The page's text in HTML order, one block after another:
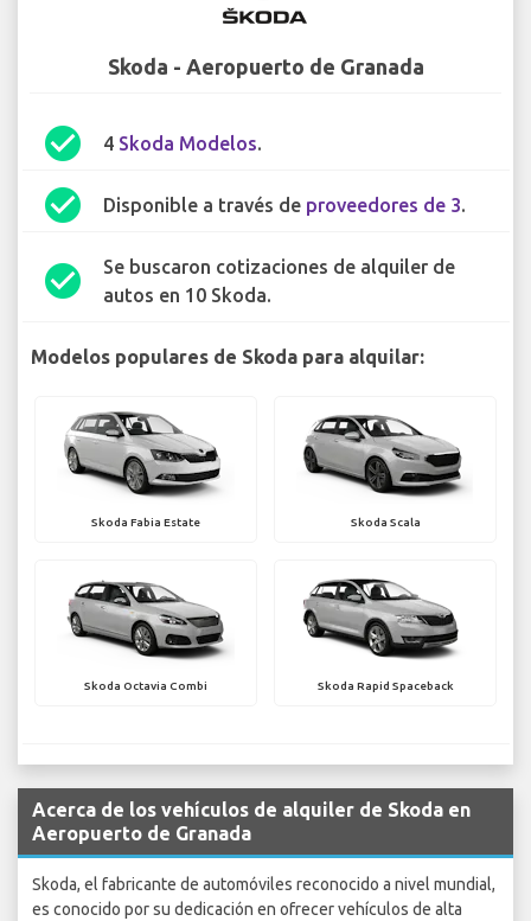
Skoda - Aeropuerto de Granada
check_circle 4 Skoda Modelos.
check_circle Disponible a través de proveedores de 3.
check_circle
Se buscaron cotizaciones de alquiler de
autos en 10 Skoda.
Modelos populares de Skoda para alquilar:
Skoda Fabia Estate Skoda Scala
Skoda Octavia Combi Skoda Rapid Spaceback
Acerca de los vehículos de alquiler de Skoda en
Aeropuerto de Granada
Skoda, el fabricante de automóviles reconocido a nivel mundial,
es conocido por su dedicación en ofrecer vehículos de alta